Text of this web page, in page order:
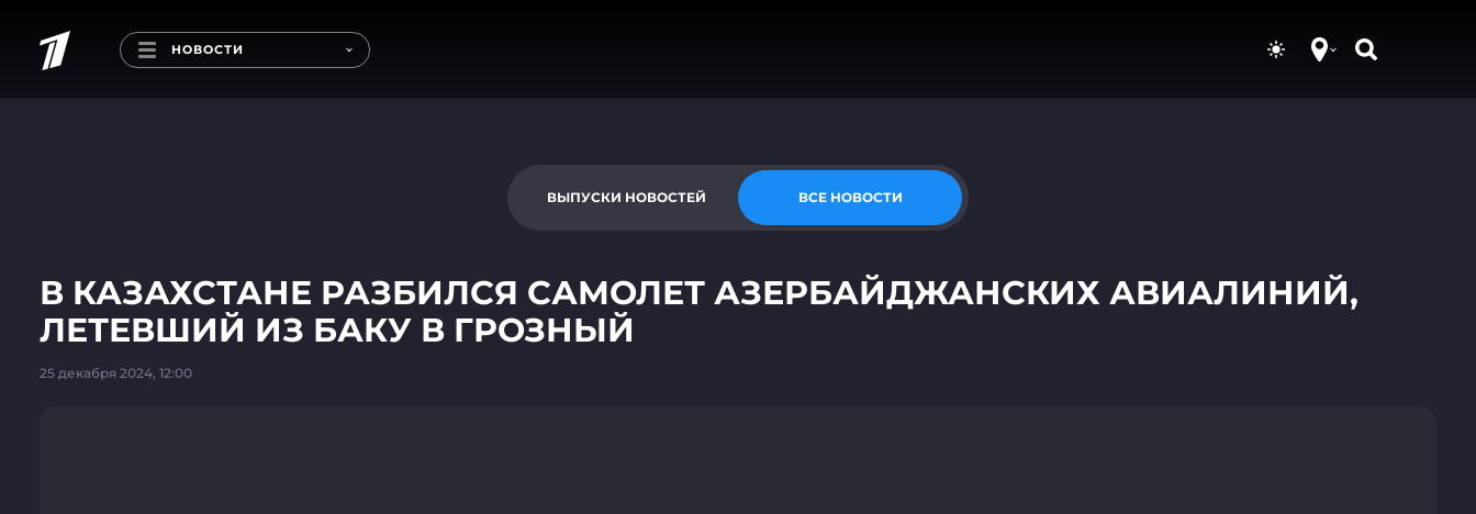
НОВОСТИ
ВЫПУСКИ НОВОСТЕЙ ВСЕ НОВОСТИ
В КАЗАХСТАНЕ РАЗБИЛСЯ САМОЛЕТ АЗЕРБАЙДЖАНСКИХ АВИАЛИНИЙ,
ЛЕТЕВШИЙ ИЗ БАКУ В ГРОЗНЫЙ
25 декабря 2024, 12:00